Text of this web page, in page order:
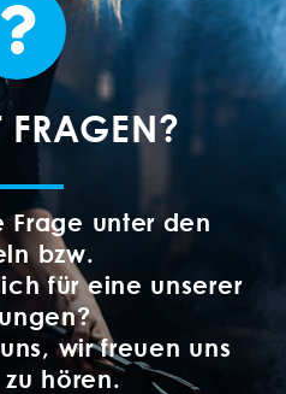
FRAGEN?
Frage unter den
bzw.
für eine unserer
wir freuen uns
hören.